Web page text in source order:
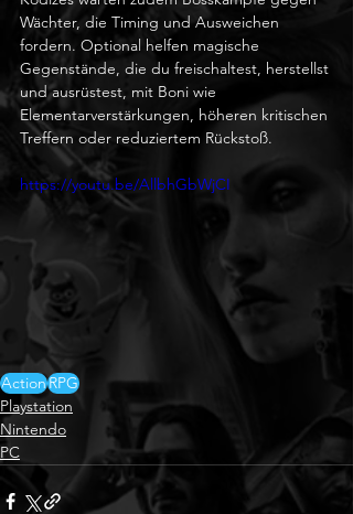
Wächter, die Timing und Ausweichen
fordern. Optional helfen magische
Gegenstände, die du freischaltest, herstellst
und ausrüstest, mit Boni wie
Elementarverstärkungen, höheren kritischen
Treffern oder reduziertem Rückstoß.
https://youtu.be/AllbhGbWjCI
ActionRPG
Playstation
Nintendo
PC